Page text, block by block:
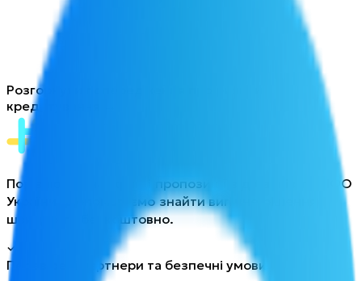
Розгорнути попередження про ризики
кредитування →
Порівнюйте найкращі пропозиції від банків та МФО
України. Допомагаємо знайти вигідне рішення
швидко та безкоштовно.
Перевірені партнери та безпечні умови